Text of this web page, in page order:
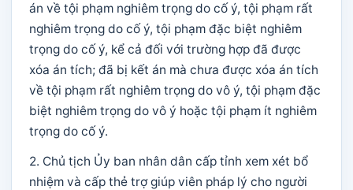
án về tội phạm nghiêm trọng do cố ý, tội phạm rất
nghiêm trọng do cố ý, tội phạm đặc biệt nghiêm
trọng do cố ý, kể cả đối với trường hợp đã được
xóa án tích; đã bị kết án mà chưa được xóa án tích
về tội phạm rất nghiêm trọng do vô ý, tội phạm đặc
biệt nghiêm trọng do vô ý hoặc tội phạm ít nghiêm
trọng do cố ý.
2. Chủ tịch Ủy ban nhân dân cấp tỉnh xem xét bổ
nhiệm và cấp thẻ trợ giúp viên pháp lý cho người